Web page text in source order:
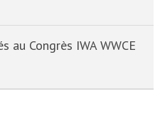
au Congrès IWA WWCE